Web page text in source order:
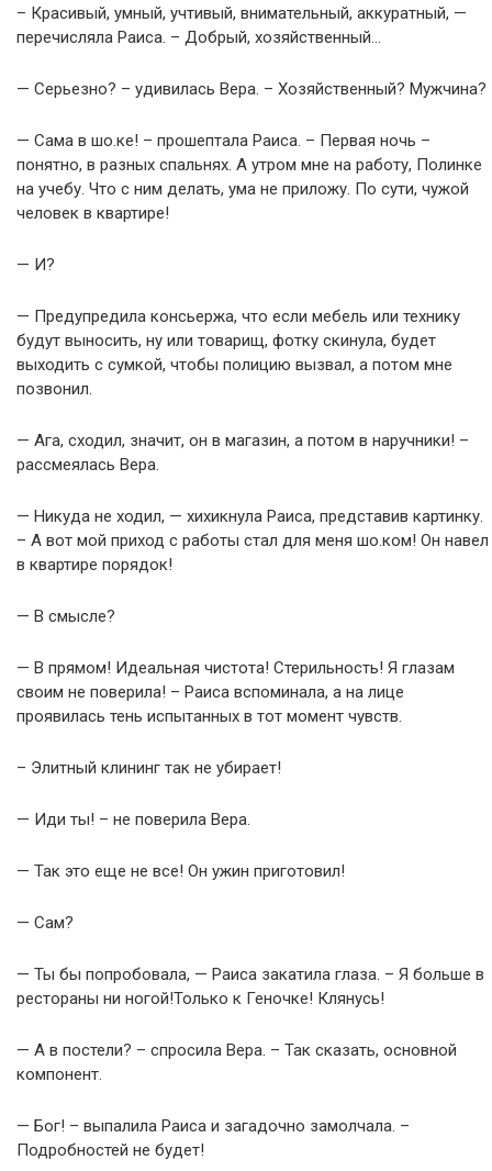
– Красивый, умный, учтивый, внимательный, аккуратный, —
перечисляла Раиса. – Добрый, хозяйственный…
— Серьезно? – удивилась Вера. – Хозяйственный? Мужчина?
— Сама в шо.ке! – прошептала Раиса. – Первая ночь –
понятно, в разных спальнях. А утром мне на работу, Полинке
на учебу. Что с ним делать, ума не приложу. По сути, чужой
человек в квартире!
— И?
— Предупредила консьержа, что если мебель или технику
будут выносить, ну или товарищ, фотку скинула, будет
выходить с сумкой, чтобы полицию вызвал, а потом мне
позвонил.
— Ага, сходил, значит, он в магазин, а потом в наручники! –
рассмеялась Вера.
— Никуда не ходил, — хихикнула Раиса, представив картинку.
– А вот мой приход с работы стал для меня шо.ком! Он навел
в квартире порядок!
— В смысле?
— В прямом! Идеальная чистота! Стерильность! Я глазам
своим не поверила! – Раиса вспоминала, а на лице
проявилась тень испытанных в тот момент чувств.
– Элитный клининг так не убирает!
— Иди ты! – не поверила Вера.
— Так это еще не все! Он ужин приготовил!
— Сам?
— Ты бы попробовала, — Раиса закатила глаза. – Я больше в
рестораны ни ногой!Только к Геночке! Клянусь!
— А в постели? – спросила Вера. – Так сказать, основной
компонент.
— Бог! – выпалила Раиса и загадочно замолчала. –
Подробностей не будет!